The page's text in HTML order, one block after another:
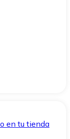
en tu tienda